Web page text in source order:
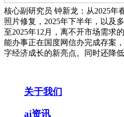
核心副研究员 钟新龙：从2025
照片修复，2025年下半年，以及
至2025年12月，离不开市场需求
能办事正在国度网信办完成存案
字经济成长的新亮点。同时还降低
关于我们
ai资讯